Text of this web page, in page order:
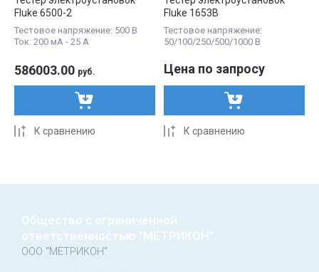
Fluke 6500-2
Тестовое напряжение: 500 В
Ток: 200 мА - 25 А
586003.00 руб.
К сравнению
Fluke 1653B
Тестовое напряжение:
50/100/250/500/1000 В
Цена по запросу
К сравнению
Общество с ограниченной
ответственностью "МЕТРИКОН"
ООО "МЕТРИКОН"